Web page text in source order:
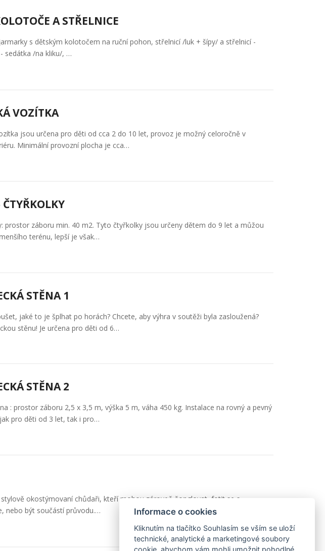
A STŘELNICE
s dětským kolotočem na ruční pohon, střelnicí /luk + šípy/ a střelnicí -
sedátka /na kliku/, …
VOZÍTKA
jsou určena pro děti od cca 2 do 10 let, provoz je možný celoročně v
Minimální provozní plocha je cca…
ČTYŘKOLKY
prostor záboru min. 40 m2. Tyto čtyřkolky jsou určeny dětem do 9 let a můžou
terénu, lepší je však…
STĚNA 1
jaké to je šplhat po horách? Chcete, aby výhra v soutěži byla zasloužená?
stěnu! Je určena pro děti od 6…
STĚNA 2
: prostor záboru 2,5 x 3,5 m, výška 5 m, váha 450 kg. Instalace na rovný a pevný
pro děti od 3 let, tak i pro…
stylově okostýmovaní chůdaři, kteří mohou zároveň žonglovat, fotit se s
nebo být součástí průvodu.…
Informace o cookies
Kliknutím na tlačítko Souhlasím se vším se uloží
technické, analytické a marketingové soubory
cookie, abychom vám mohli umožnit pohodlné